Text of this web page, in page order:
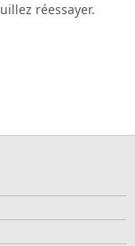
réessayer.